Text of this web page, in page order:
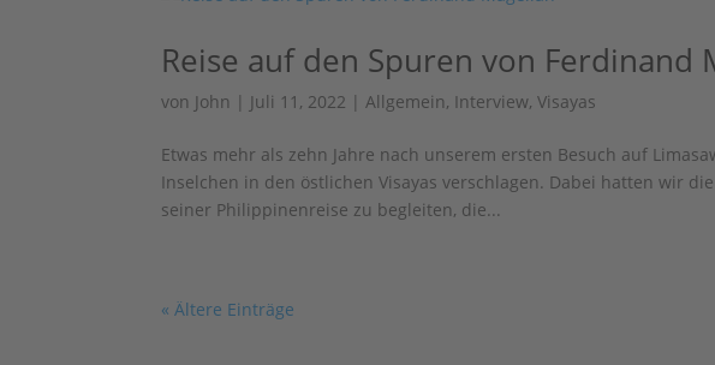
Reise auf den Spuren von Ferdinand
von John | Juli 11, 2022 |Allgemein, Interview,Visayas
Etwas mehr als zehn Jahre nach unserem ersten Besuch auf
Inselchen in den östlichen Visayas verschlagen. Dabei hatten wir
seiner Philippinenreise zu begleiten, die...
« Ältere Einträge